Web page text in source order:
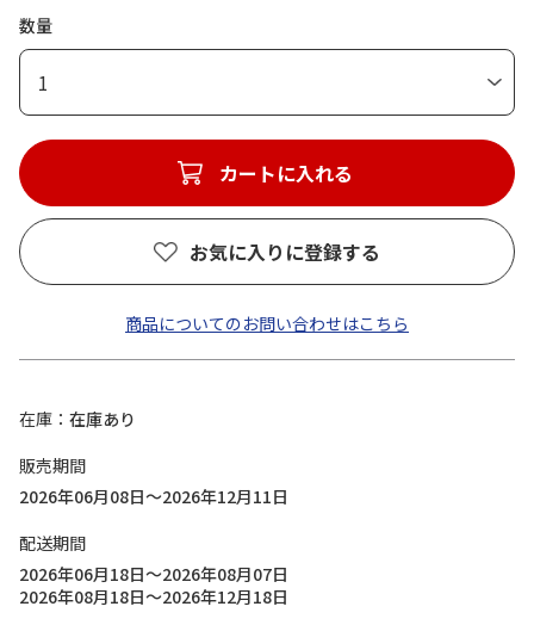
数量
1
カートに入れる
お気に入りに登録する
商品についてのお問い合わせはこちら
在庫
在庫あり
販売期間
2026年06月08日～2026年12月11日
配送期間
2026年06月18日～2026年08月07日
2026年08月18日～2026年12月18日